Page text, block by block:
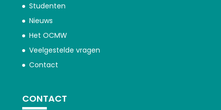
Studenten
Nieuws
Het OCMW
Veelgestelde vragen
Contact
CONTACT